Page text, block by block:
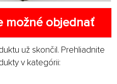
možné objednať
už skončil. Prehliadnite
v kategórii: